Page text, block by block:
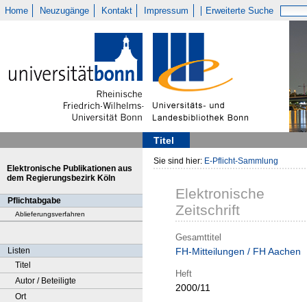
Home Neuzugänge Kontakt Impressum Erweiterte Suche
Titel
Elektronische Publikationen aus
dem Regierungsbezirk Köln
Pflichtabgabe
Ablieferungsverfahren
Listen
Titel
Autor / Beteiligte
Ort
Sie sind hier: E-Pflicht-Sammlung
Elektronische
Zeitschrift
Gesamttitel
FH-Mitteilungen / FH Aachen
Heft
2000/11